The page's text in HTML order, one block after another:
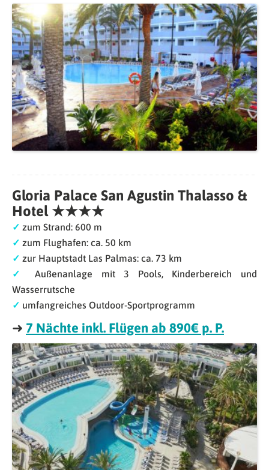
Gloria Palace San Agustin Thalasso &
Hotel ★★★★
✓ zum Strand: 600 m
✓ zum Flughafen: ca. 50 km
✓ zur Hauptstadt Las Palmas: ca. 73 km
✓Außenanlage mit 3 Pools, Kinderbereich und
Wasserrutsche
✓ umfangreiches Outdoor-Sportprogramm
➜ 7 Nächte inkl. Flügen ab 890€ p. P.